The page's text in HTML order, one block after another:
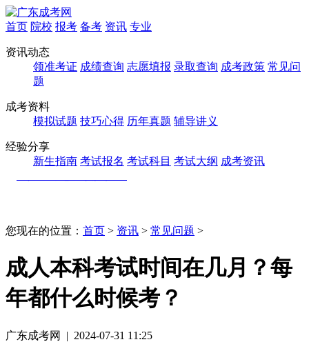
首页 院校 报考 备考 资讯 专业
资讯动态
领准考证 成绩查询 志愿填报 录取查询 成考政策 常见问
题
成考资料
模拟试题 技巧心得 历年真题 辅导讲义
经验分享
新生指南 考试报名 考试科目 考试大纲 成考资讯
您现在的位置： 首页 > 资讯 > 常见问题 >
成人本科考试时间在几月？每
年都什么时候考？
广东成考网 | 2024-07-31 11:25